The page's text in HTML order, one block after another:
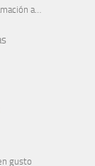
a…
gusto